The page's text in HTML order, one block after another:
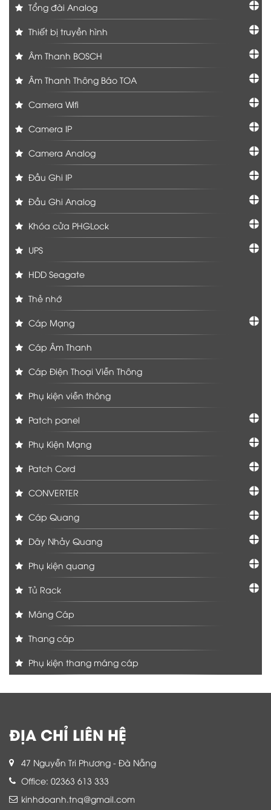
Tổng đài Analog
Thiết bị truyền hình
Âm Thanh BOSCH
Âm Thanh Thông Báo TOA
Camera Wifi
Camera IP
Camera Analog
Đầu Ghi IP
Đầu Ghi Analog
Khóa cửa PHGLock
UPS
HDD Seagate
Thẻ nhớ
Cáp Mạng
Cáp Âm Thanh
Cáp Điện Thoại Viễn Thông
Phụ kiện viễn thông
Patch panel
Phụ Kiện Mạng
Patch Cord
CONVERTER
Cáp Quang
Dây Nhảy Quang
Phụ kiện quang
Tủ Rack
Máng Cáp
Thang cáp
Phụ kiện thang máng cáp
ĐỊA CHỈ LIÊN HỆ
47 Nguyễn Tri Phương - Đà Nẵng
Office: 02363 613 333
kinhdoanh.tnq@gmail.com